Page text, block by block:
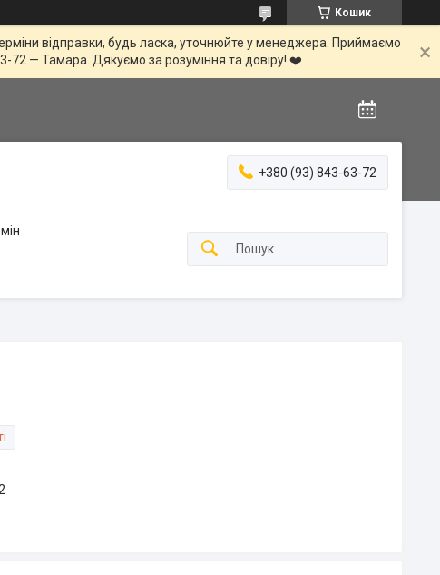
Кошик
відправки, будь ласка, уточнюйте у менеджера. Приймаємо
72 — Тамара. Дякуємо за розуміння та довіру! ❤️
+380 (93) 843-63-72